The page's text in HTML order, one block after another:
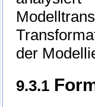
der
9.3.1